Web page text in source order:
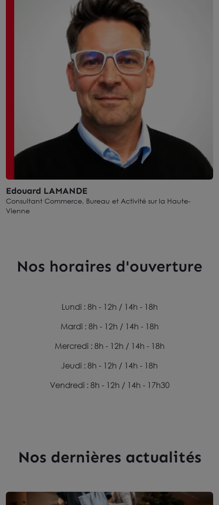
Edouard LAMANDE
Consultant Commerce, Bureau et Activité sur la Haute-
Vienne
Nos horaires d'ouverture
Lundi : 8h - 12h / 14h - 18h
Mardi : 8h - 12h / 14h - 18h
Mercredi : 8h - 12h / 14h - 18h
Jeudi : 8h - 12h / 14h - 18h
Vendredi : 8h - 12h / 14h - 17h30
Nos dernières actualités